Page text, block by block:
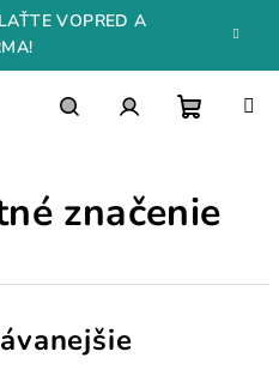
VOPRED A
košík
značenie